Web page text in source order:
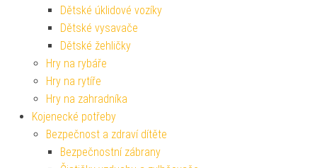
Dětské úklidové vozíky
Dětské vysavače
Dětské žehličky
Hry na rybáře
Hry na rytíře
Hry na zahradníka
Kojenecké potřeby
Bezpečnost a zdraví dítěte
Bezpečnostní zábrany